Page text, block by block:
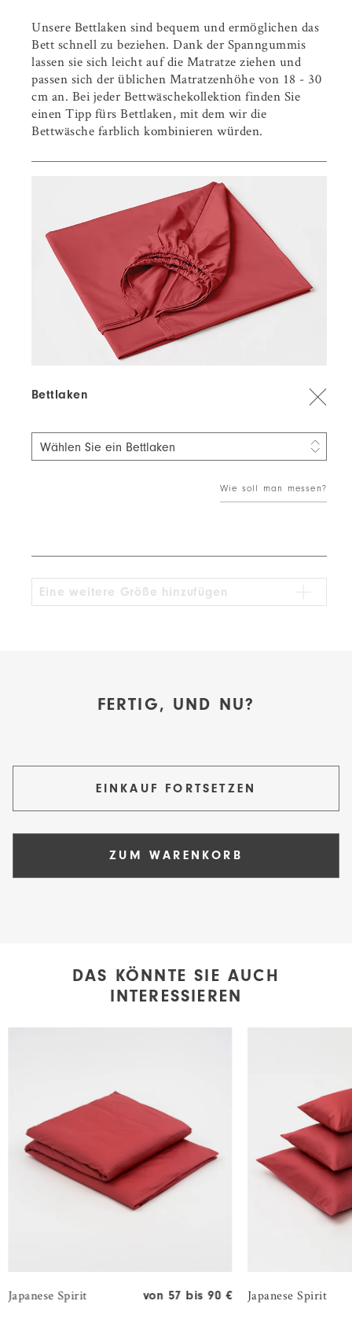
Unsere Bettlaken sind bequem und ermöglichen das
Bett schnell zu beziehen. Dank der Spanngummis
lassen sie sich leicht auf die Matratze ziehen und
passen sich der üblichen Matratzenhöhe von 18 - 30
cm an. Bei jeder Bettwäschekollektion finden Sie
einen Tipp fürs Bettlaken, mit dem wir die
Bettwäsche farblich kombinieren würden.
Bettlaken
Wählen Sie ein Bettlaken
140 × 200 cm 64,93 €
200 × 200 cm
Wie soll man messen?
Eine weitere Größe hinzufügen
FERTIG, UND NU?
EINKAUF FORTSETZEN
ZUM WARENKORB
DAS KÖNNTE SIE AUCH
INTERESSIEREN
Japanese Spirit von 57 bis 90 € Japanese Spirit